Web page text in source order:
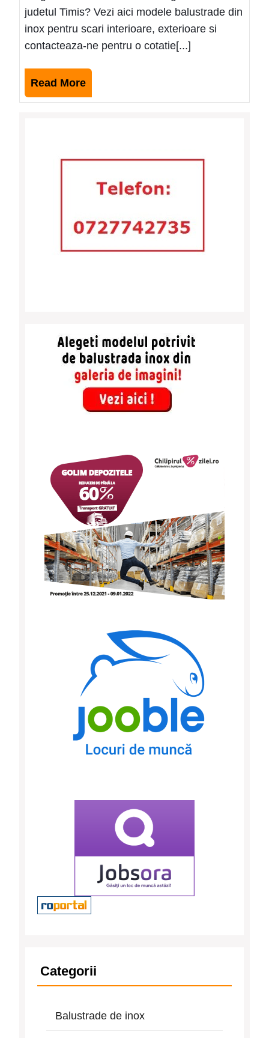
judetul Timis? Vezi aici modele balustrade din
inox pentru scari interioare, exterioare si
contacteaza-ne pentru o cotatie[...]
Read MoreRead
More
Categorii
Balustrade de inox